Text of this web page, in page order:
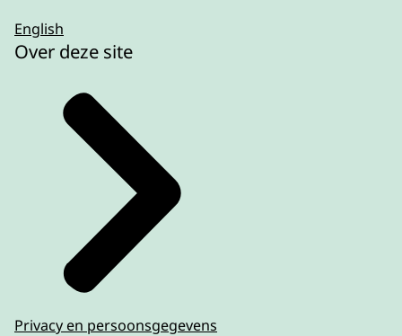
English
Over deze site
Privacy en persoonsgegevens